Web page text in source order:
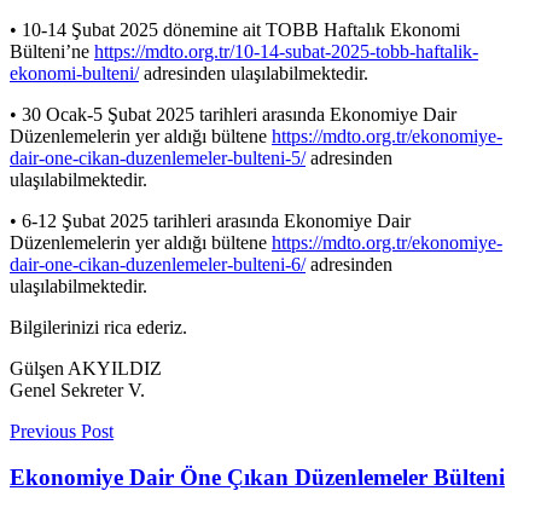
• 10-14 Şubat 2025 dönemine ait TOBB Haftalık Ekonomi
Bülteni’ne https://mdto.org.tr/10-14-subat-2025-tobb-haftalik-
ekonomi-bulteni/adresinden ulaşılabilmektedir.
• 30 Ocak-5 Şubat 2025 tarihleri arasında Ekonomiye Dair
Düzenlemelerin yer aldığı bültene https://mdto.org.tr/ekonomiye-
dair-one-cikan-duzenlemeler-bulteni-5/adresinden
ulaşılabilmektedir.
• 6-12 Şubat 2025 tarihleri arasında Ekonomiye Dair
Düzenlemelerin yer aldığı bültene https://mdto.org.tr/ekonomiye-
dair-one-cikan-duzenlemeler-bulteni-6/adresinden
ulaşılabilmektedir.
Bilgilerinizi rica ederiz.
Gülşen AKYILDIZ
Genel Sekreter V.
Previous Post
Ekonomiye Dair Öne Çıkan Düzenlemeler Bülteni